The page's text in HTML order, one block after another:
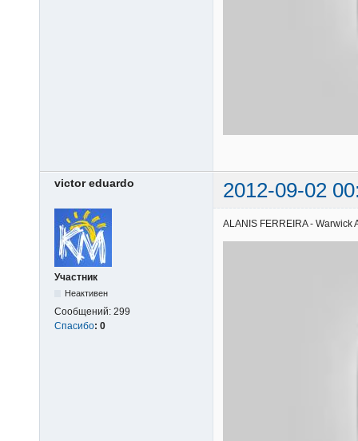
victor eduardo 2012-09-02
Участник
Неактивен
Сообщений: 299
Спасибо: 0
ALANIS FERREIRA - Warwick